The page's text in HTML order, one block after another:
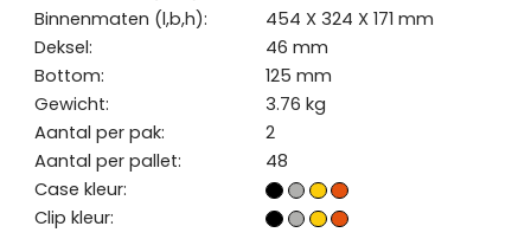
Binnenmaten (l,b,h):
454 X 324 X 171 mm
Deksel:
46 mm
Bottom:
125 mm
Gewicht:
3.76 kg
Aantal per pak:
2
Aantal per pallet:
48
Case kleur:
Clip kleur: